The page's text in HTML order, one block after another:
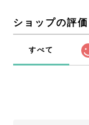
ショップの評価
すべて